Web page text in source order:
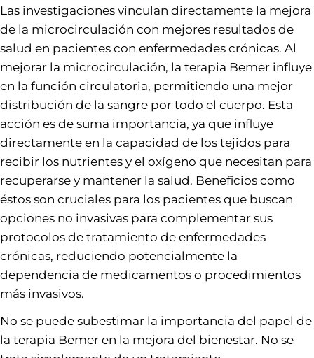
Las investigaciones vinculan directamente la mejora
de la microcirculación con mejores resultados de
salud en pacientes con enfermedades crónicas. Al
mejorar la microcirculación, la terapia Bemer influye
en la función circulatoria, permitiendo una mejor
distribución de la sangre por todo el cuerpo. Esta
acción es de suma importancia, ya que influye
directamente en la capacidad de los tejidos para
recibir los nutrientes y el oxígeno que necesitan para
recuperarse y mantener la salud. Beneficios como
éstos son cruciales para los pacientes que buscan
opciones no invasivas para complementar sus
protocolos de tratamiento de enfermedades
crónicas, reduciendo potencialmente la
dependencia de medicamentos o procedimientos
más invasivos.
No se puede subestimar la importancia del papel de
la terapia Bemer en la mejora del bienestar. No se